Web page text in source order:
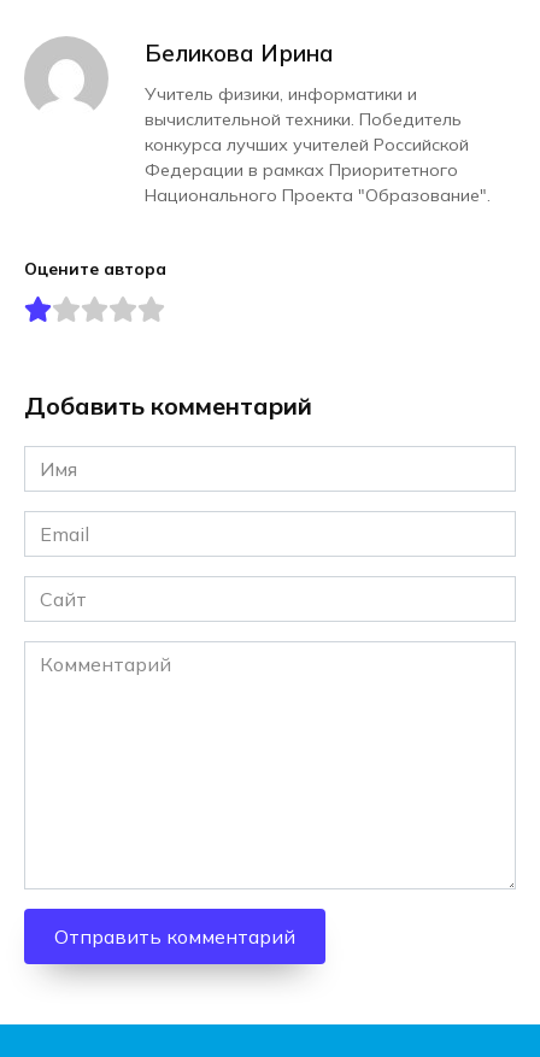
Беликова Ирина
Учитель физики, информатики и
вычислительной техники. Победитель
конкурса лучших учителей Российской
Федерации в рамках Приоритетного
Национального Проекта "Образование".
Оцените автора
Добавить комментарий
Имя
*
Email
*
Сайт
Комментарий